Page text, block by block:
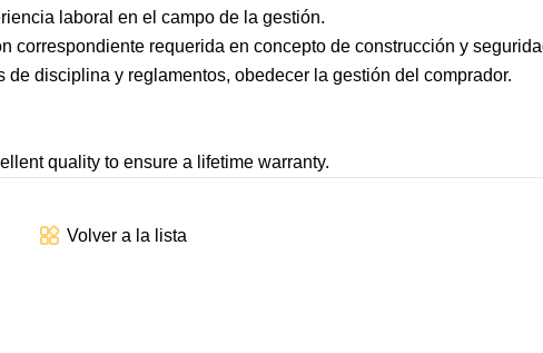
laboral en el campo de la gestión.
correspondiente requerida en concepto de construcción y
disciplina y reglamentos, obedecer la gestión del comprador.
quality to ensure a lifetime warranty.
Volver a la lista